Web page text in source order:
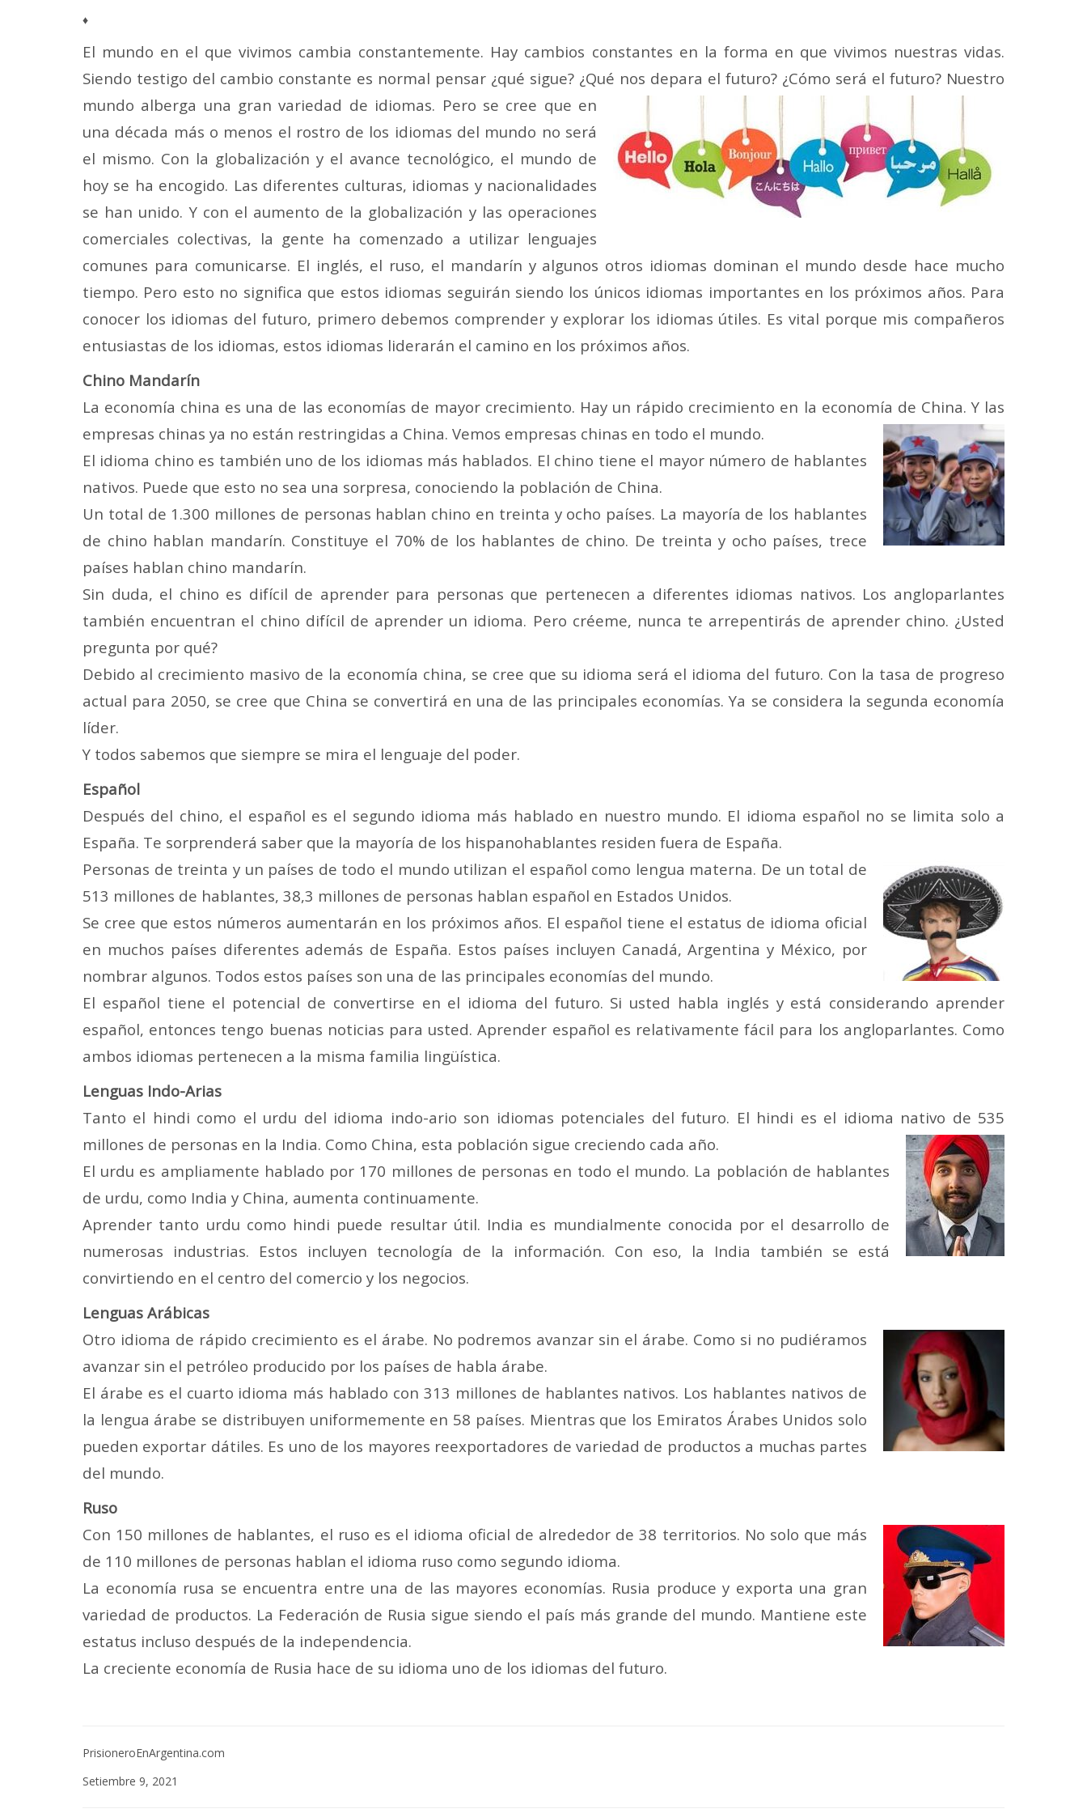
♦
El mundo en el que vivimos cambia constantemente. Hay cambios constantes en la forma en que vivimos nuestras vidas.
Siendo testigo del cambio constante es normal pensar ¿qué sigue? ¿Qué nos depara el futuro? ¿Cómo será el futuro? Nuestro
mundo alberga una granvariedad de idiomas. Pero se cree que en
una década más o menos el rostro de los idiomas del mundo no será
el mismo. Con la globalización y el avance tecnológico, el mundo de
hoy se ha encogido. Las diferentes culturas, idiomas y nacionalidades
se han unido. Y con el aumento de la globalización y las operaciones
comerciales colectivas, la gente ha comenzado a utilizar lenguajes
comunes para comunicarse. El inglés, el ruso, el mandarín y algunos otros idiomas dominan el mundo desde hace mucho
tiempo. Pero esto no significa que estos idiomas seguirán siendo los únicos idiomas importantes en los próximos años. Para
conocer los idiomas del futuro, primero debemos comprender y explorar los idiomas útiles. Es vital porque mis compañeros
entusiastas de los idiomas, estos idiomas liderarán el camino en los próximos años.
Chino Mandarín
La economía china es una de las economías de mayor crecimiento. Hay un rápido crecimiento en la economía de China. Y las
empresas chinas ya no están restringidas a China. Vemos empresas chinas en todo el mundo.
El idioma chino es también uno de los idiomas más hablados. El chino tiene el mayor número de hablantes
nativos. Puede que esto no sea una sorpresa, conociendo la población de China.
Un total de 1.300 millones de personas hablan chino en treinta y ocho países. La mayoría de los hablantes
de chino hablan mandarín. Constituye el 70% de los hablantes de chino. De treinta y ocho países, trece
países hablan chino mandarín.
Sin duda, el chino es difícil de aprender para personas que pertenecen a diferentes idiomas nativos. Los angloparlantes
también encuentran el chino difícil de aprender un idioma. Pero créeme, nunca te arrepentirás de aprender chino. ¿Usted
pregunta por qué?
Debido al crecimiento masivo de la economía china, se cree que su idioma será el idioma del futuro. Con la tasa de progreso
actual para 2050, se cree que China se convertirá en una de las principales economías. Ya se considera la segunda economía
líder.
Y todos sabemos que siempre se mira el lenguaje del poder.
Español
Después del chino, el español es el segundo idioma más hablado en nuestro mundo. El idioma español no se limita solo a
España. Te sorprenderá saber que la mayoría de los hispanohablantes residen fuera de España.
Personas de treinta y un países de todo el mundo utilizan el español como lengua materna. De un total de
513 millones de hablantes, 38,3 millones de personas hablan español en Estados Unidos.
Se cree que estos números aumentarán en los próximos años. El español tiene el estatus de idioma oficial
en muchos países diferentes además de España. Estos países incluyen Canadá, Argentina y México, por
nombrar algunos. Todos estos países son una de las principales economías del mundo.
El español tiene el potencial de convertirse en el idioma del futuro. Si usted habla inglés y está considerando aprender
español, entonces tengo buenas noticias para usted. Aprender español es relativamente fácil para los angloparlantes. Como
ambos idiomas pertenecen a la misma familia lingüística.
Lenguas Indo-Arias
Tanto el hindi como el urdu del idioma indo-ario son idiomas potenciales del futuro. El hindi es el idioma nativo de 535
millones de personas en la India. Como China, esta población sigue creciendo cada año.
El urdu es ampliamente hablado por 170 millones de personas en todo el mundo. La población de hablantes
de urdu, como India y China, aumenta continuamente.
Aprender tanto urdu como hindi puede resultar útil. India es mundialmente conocida por el desarrollo de
numerosas industrias. Estos incluyen tecnología de la información. Con eso, la India también se está
convirtiendo en el centro del comercio y los negocios.
Lenguas Arábicas
Otro idioma de rápido crecimiento es el árabe. No podremos avanzar sin el árabe. Como si no pudiéramos
avanzar sin el petróleo producido por los países de habla árabe.
El árabe es el cuarto idioma más hablado con 313 millones de hablantes nativos. Los hablantes nativos de
la lengua árabe se distribuyen uniformemente en 58 países. Mientras que los Emiratos Árabes Unidos solo
pueden exportar dátiles. Es uno de los mayores reexportadores de variedad de productos a muchas partes
del mundo.
Ruso
Con 150 millones de hablantes, el ruso es el idioma oficial de alrededor de 38 territorios. No solo que más
de 110 millones de personas hablan el idioma ruso como segundo idioma.
La economía rusa se encuentra entre una de las mayores economías. Rusia produce y exporta una gran
variedad de productos. La Federación de Rusia sigue siendo el país más grande del mundo. Mantiene este
estatus incluso después de la independencia.
La creciente economía de Rusia hace de su idioma uno de los idiomas del futuro.
PrisioneroEnArgentina.com
Setiembre 9, 2021